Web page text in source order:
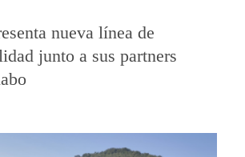
nueva línea de
junto a sus partners